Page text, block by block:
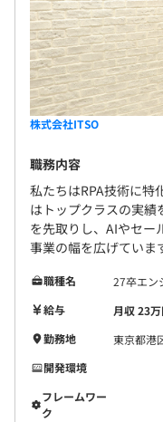
株式会社ITSO
職務内容
私たちはRPA技術に特
はトップクラスの実績
を先取りし、AIやセー
事業の幅を広げていま
職種名
27卒エン
給与
月収 23
勤務地
東京都港
開発環境
フレームワー
ク